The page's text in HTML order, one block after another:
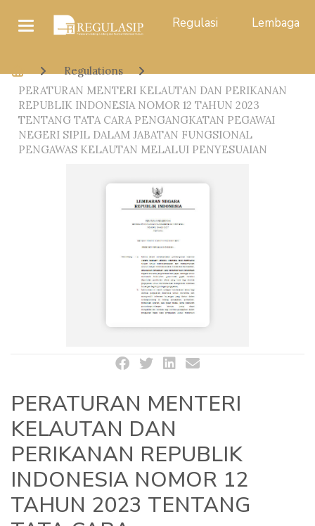
Regulasi Lembaga
Regulations
PERATURAN MENTERI KELAUTAN DAN PERIKANAN
REPUBLIK INDONESIA NOMOR 12 TAHUN 2023
TENTANG TATA CARA PENGANGKATAN PEGAWAI
NEGERI SIPIL DALAM JABATAN FUNGSIONAL
PENGAWAS KELAUTAN MELALUI PENYESUAIAN
PERATURAN MENTERI
KELAUTAN DAN
PERIKANAN REPUBLIK
INDONESIA NOMOR 12
TAHUN 2023 TENTANG